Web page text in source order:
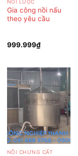
NỒI LUỘC
Gia công nồi nấu
theo yêu cầu
999.999₫
NỒI CHƯNG CẤT